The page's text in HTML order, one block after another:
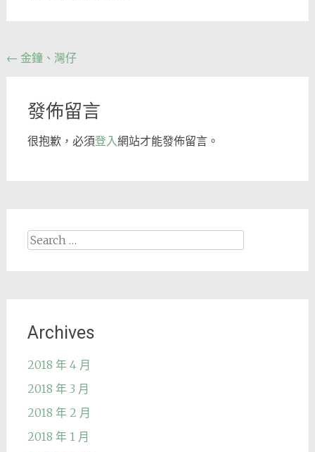
Post
← 金鐘、灣仔
發佈留言
很抱歉，必須登入網站才能發佈留言。
Search
for:
Archives
2018 年 4 月
2018 年 3 月
2018 年 2 月
2018 年 1 月